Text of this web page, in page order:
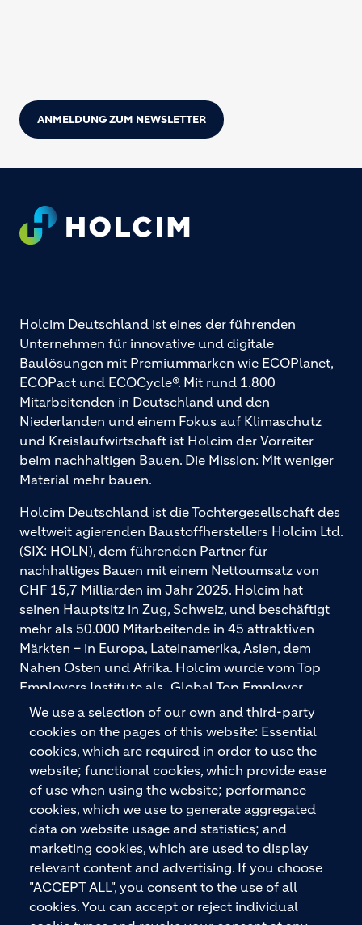
ANMELDUNG ZUM NEWSLETTER
We use a selection of our own and third-party
cookies on the pages of this website: Essential
cookies, which are required in order to use the
website; functional cookies, which provide ease
of use when using the website; performance
cookies, which we use to generate aggregated
data on website usage and statistics; and
marketing cookies, which are used to display
relevant content and advertising. If you choose
"ACCEPT ALL", you consent to the use of all
cookies. You can accept or reject individual
Footer
Holcim Deutschland ist eines der führenden
Unternehmen für innovative und digitale
Baulösungen mit Premiummarken wie ECOPlanet,
ECOPact und ECOCycle®. Mit rund 1.800
Mitarbeitenden in Deutschland und den
Niederlanden und einem Fokus auf Klimaschutz
und Kreislaufwirtschaft ist Holcim der Vorreiter
beim nachhaltigen Bauen. Die Mission: Mit weniger
Material mehr bauen.
Holcim Deutschland ist die Tochtergesellschaft des
weltweit agierenden Baustoffherstellers Holcim Ltd.
(SIX: HOLN), dem führenden Partner für
nachhaltiges Bauen mit einem Nettoumsatz von
CHF 15,7 Milliarden im Jahr 2025. Holcim hat
seinen Hauptsitz in Zug, Schweiz, und beschäftigt
mehr als 50.000 Mitarbeitende in 45 attraktiven
Märkten – in Europa, Lateinamerika, Asien, dem
Nahen Osten und Afrika. Holcim wurde vom Top
Employers Institute als „Global Top Employer
2026“ ausgezeichnet. Holcim bietet hochwertige
Baustoffe und integrierte Baulösungen für den
gesamten Bauprozess – vom Fundament über den
Boden bis zu Wänden und Dächern – mit
Premiummarken wie ECOPact, ECOPlanet,
ECOCycle und Ytong.